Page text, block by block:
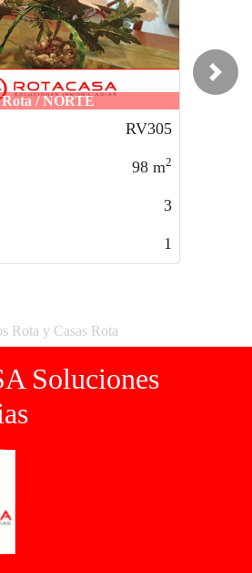
Rota / NORTE
RV305
98 m2
3
1
Next
Rota y Casas Rota
Soluciones